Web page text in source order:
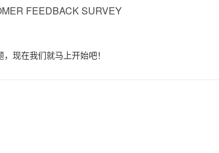
FEEDBACK SURVEY
现在我们就马上开始吧！